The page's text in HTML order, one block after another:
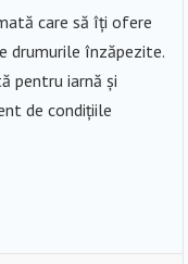
care să îți ofere
drumurile înzăpezite.
pentru iarnă și
de condițiile